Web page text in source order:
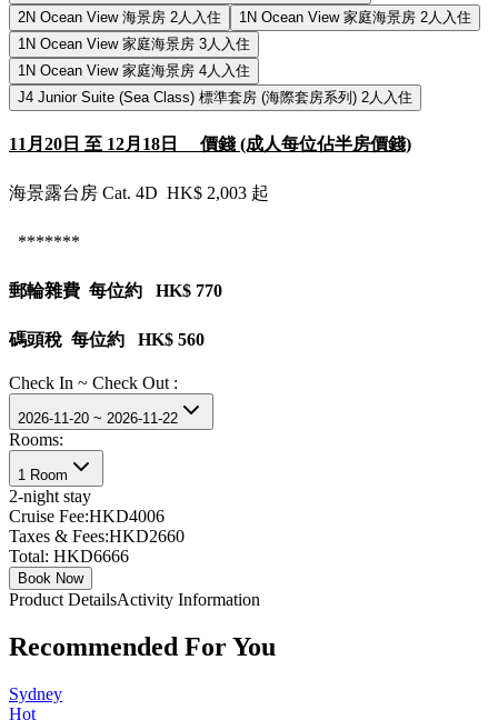
2N Ocean View 海景房 2人入住
1N Ocean View 家庭海景房 2人入住
1N Ocean View 家庭海景房 3人入住
1N Ocean View 家庭海景房 4人入住
J4 Junior Suite (Sea Class) 標準套房 (海際套房系列) 2人入住
11月20日 至 12月18日 價錢 (成人每位佔半房價錢)
海景露台房 Cat. 4D HK$ 2,003 起
*******
郵輪雜費 每位約 HK$ 770
碼頭稅 每位約 HK$ 560
Check In ~ Check Out :
2026-11-20 ~ 2026-11-22
Rooms:
1 Room
2-night stay
Cruise Fee:HKD4006
Taxes & Fees:HKD2660
Total: HKD6666
Book Now
Product DetailsActivity Information
Recommended For You
Sydney
Hot